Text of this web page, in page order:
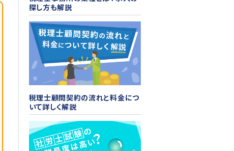
探し方も解説
税理士顧問契約の流れと料金につ
いて詳しく解説